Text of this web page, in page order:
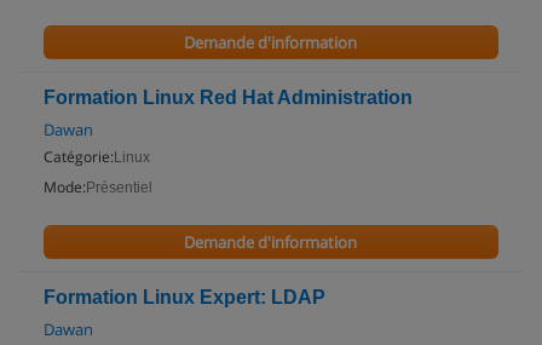
Demande d'information
Formation Linux Red Hat Administration
Dawan
Catégorie: Linux
Mode: Présentiel
Demande d'information
Formation Linux Expert: LDAP
Dawan